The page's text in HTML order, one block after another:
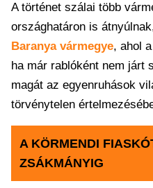
A történet szálai több
országhatáron is
Baranya vármegye, ahol
ha már rablóként nem járt
magát az egyenruhások
törvénytelen
A KÖRMENDI
ZSÁKMÁNYIG